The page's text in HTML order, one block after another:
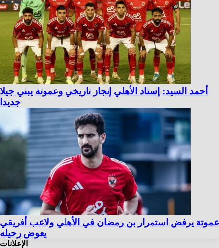
أحمد السيد: إستاد الأهلي إنجاز تاريخي وعموتة يبني جيلا
جديدا
عموتة يرفض استمرار بن رمضان في الأهلي ولاعب أفريقي
يعوض رحيله
الإعلانات